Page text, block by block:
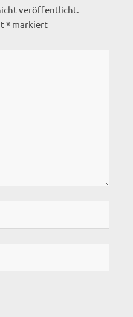
veröffentlicht.
* markiert